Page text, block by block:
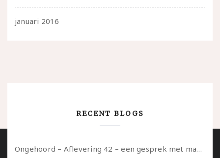
januari 2016
RECENT BLOGS
Ongehoord – Aflevering 42 – een gesprek met marijn over seksueel opbloeien, het ouderschap uitvinden en verschillende leeftijden in je mee dragen